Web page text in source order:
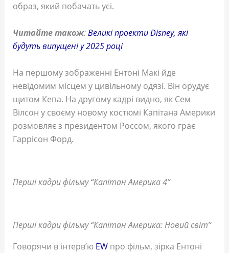
образ, який побачать усі.
Читайте також:Великі проекти Disney, які
будуть випущені у 2025 році
На першому зображенні Ентоні Макі йде
невідомим місцем у цивільному одязі. Він орудує
щитом Кепа. На другому кадрі видно, як Сем
Вілсон у своєму новому костюмі Капітана Америки
розмовляє з президентом Россом, якого грає
Гаррісон Форд.
Перші кадри фільму “Капітан Америка 4”
Перші кадри фільму “Капітан Америка: Новий світ”
Говорячи в інтерв’ю EWпро фільм, зірка Ентоні